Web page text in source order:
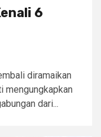
6
diramaikan
mengungkapkan
dari...